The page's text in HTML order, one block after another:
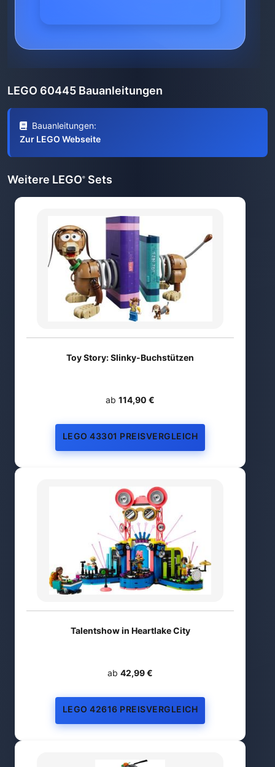
LEGO 60445 Bauanleitungen
Bauanleitungen:
Zur LEGO Webseite
Weitere LEGO® Sets
Toy Story: Slinky-Buchstützen
ab 114,90 €
LEGO 43301 PREISVERGLEICH
Talentshow in Heartlake City
ab 42,99 €
LEGO 42616 PREISVERGLEICH